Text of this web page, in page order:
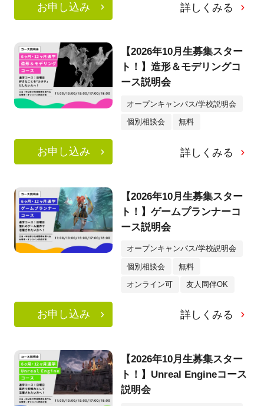
お申し込み 詳しくみる
【2026年10月生募集スター
ト！】造形＆モデリングコ
ース説明会
オープンキャンパス/学校説明会
個別相談会 無料
お申し込み 詳しくみる
【2026年10月生募集スター
ト！】ゲームプランナーコ
ース説明会
オープンキャンパス/学校説明会
個別相談会 無料
オンライン可 友人同伴OK
お申し込み 詳しくみる
【2026年10月生募集スター
ト！】Unreal Engineコース
説明会